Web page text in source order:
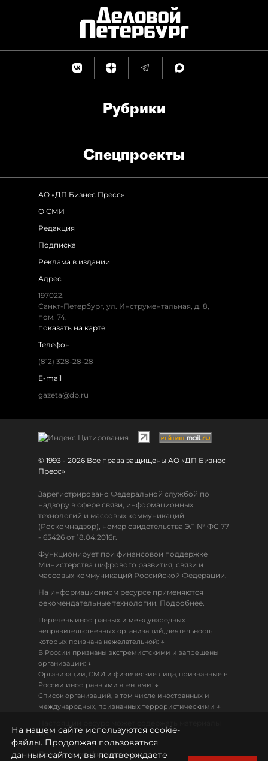
Рубрики
Спец­проекты
АО «ДП Бизнес Пресс»
О СМИ
Редакция
Подписка
Реклама в издании
Адрес
197022,
Санкт-Петербург, ул. Инструментальная, д. 8,
пом. 74.
показать на карте
Телефон
(812) 328-28-28
E-mail
gazeta@dp.ru
© 1993 - 2026 Все права защищены АО «ДП Бизнес
Пресс»
Зарегистрировано Федеральной службой по
надзору в сфере связи, информационных
технологий и массовых коммуникаций
(Роскомнадзор), номер свидетельства ЭЛ № ФС 77
- 65426 от 18.04.2016г.
Функционирует при финансовой поддержке
Министерства цифрового развития, связи и
массовых коммуникаций Российской Федерации.
На информационном ресурсе применяются
рекомендательные технологии. Подробнее.
Перечень иностранных и международных
неправительственных организаций, деятельность
которых признана нежелательной: ↓
В России признаны экстремистскими и запрещены
организации: ↓
Организации, СМИ и физические лица, признанные в
России иностранными агентами: ↓
Список организаций, в том числе иностранных и
международных, признанных террористическими ↓
18+
Политика конфиденциальности
На нашем сайте используются cookie-
файлы. Продолжая пользоваться
данным сайтом, вы подтверждаете